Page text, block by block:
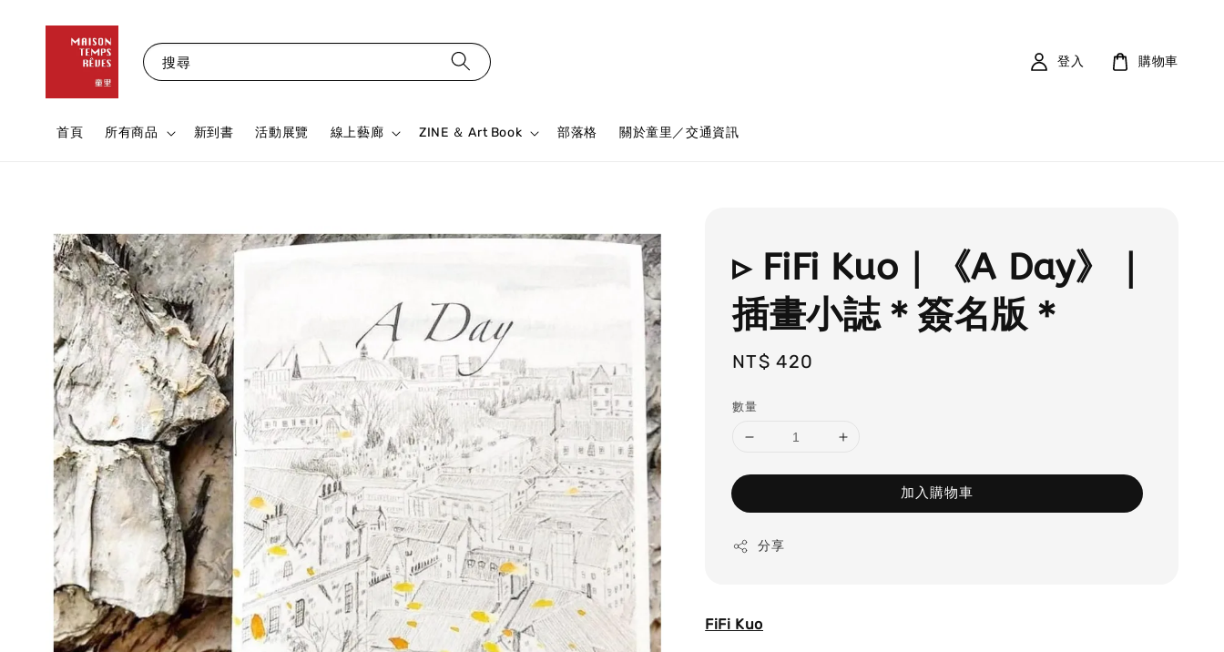
搜尋
首頁 所有商品 新到書 活動展覽 線上藝廊 ZINE ＆ Art Book 部落格 關於童里／交通資訊
登入 購物車
▹ FiFi Kuo｜《A Day》｜
插畫小誌＊簽名版＊
Regular
NT$ 420
數量
加入購物車
分享
FiFi Kuo